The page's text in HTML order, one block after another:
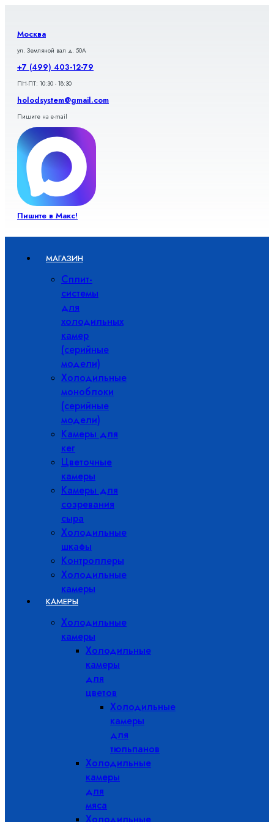
содержимому
Москва
ул. Земляной вал д. 50А
+7 (499) 403-12-79
ПН-ПТ: 10:30 - 18:30
holodsystem@gmail.com
Пишите на e-mail
Пишите в Макс!
МАГАЗИН
Сплит-
системы
для
холодильных
камер
(серийные
модели)
Холодильные
моноблоки
(серийные
модели)
Камеры для
кег
Цветочные
камеры
Камеры для
созревания
сыра
Холодильные
шкафы
Контроллеры
Холодильные
камеры
КАМЕРЫ
Холодильные
камеры
Холодильные
камеры
для
цветов
Холодильные
камеры
для
тюльпанов
Холодильные
камеры
для
мяса